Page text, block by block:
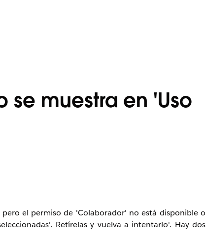
se muestra en 'Uso
el permiso de 'Colaborador' no está disponible o
Retírelas y vuelva a intentarlo'. Hay dos